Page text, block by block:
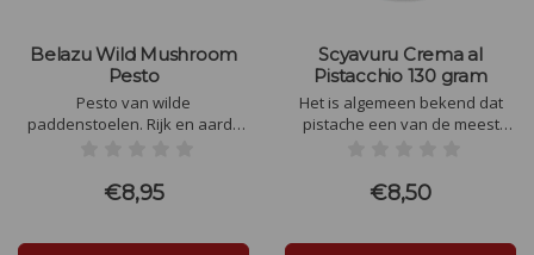
Belazu Wild Mushroom
Pesto
Pesto van wilde
paddenstoelen. Rijk en aards
mascarpone en ricotta, ze
geven allemaal een frisse draai
€8,95
Scyavuru Crema al
Pistacchio 130 gram
Het is algemeen bekend dat
pistache een van de meest
geweldige pistachecrème voor
op een kaasje of toastje
€8,50